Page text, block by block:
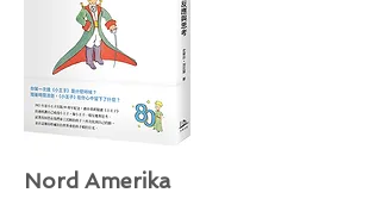
Nord Amerika